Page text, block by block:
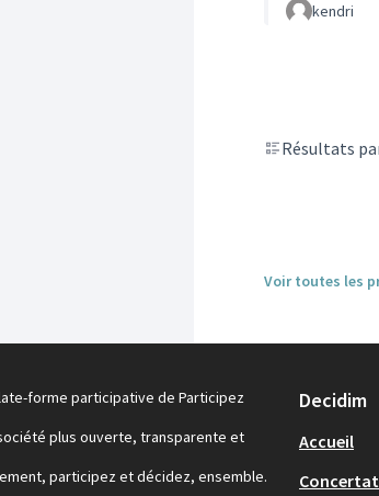
kendri
Résultats
Voir toutes les
forme participative de Participez
plus ouverte, transparente et
participez et décidez, ensemble.
Decidim
Accueil